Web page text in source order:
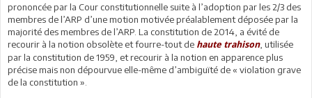
prononcée par la Cour constitutionnelle suite à l’adoption par les 2/3 des
membres de l’ARP d’une motion motivée préalablement déposée par la
majorité des membres de l’ARP. La constitution de 2014, a évité de
recourir à la notion obsolète et fourre-tout de haute trahison, utilisée
par la constitution de 1959, et recourir à la notion en apparence plus
précise mais non dépourvue elle-même d’ambiguïté de « violation grave
de la constitution ».